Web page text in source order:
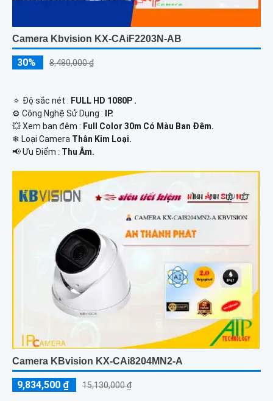
Camera Kbvision KX-CAiF2203N-AB
30% 8,480,000 ₫
🔅 Độ sắc nét : FULL HD 1080P .
⚙ Công Nghệ Sử Dụng :
IP.
💥 Xem ban đêm : Full Color 30m Có Màu Ban Đêm.
❄ Loại Camera Thân Kim Loại.
️📢 Ưu Điểm : Thu Âm.
Camera KBvision KX-CAi8204MN2-A
9,834,500 ₫ 15,130,000 ₫